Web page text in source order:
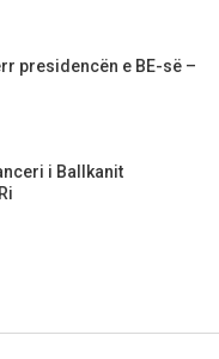
presidencën e BE-së –
i Ballkanit